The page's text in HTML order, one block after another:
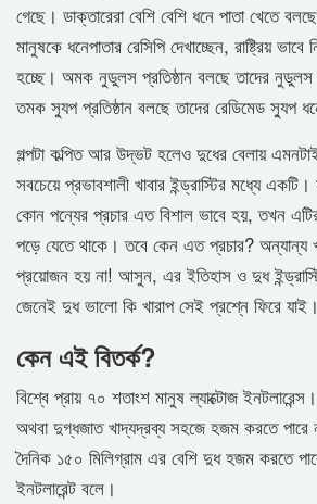
গেছে। ডাক্তারেরা বেশি বেশি ধনে পাতা খেতে
মানুষকে ধনেপাতার রেসিপি দেখাচ্ছেন, রাষ্ট্রিয়
হচ্ছে। অমক নুডুলস প্রতিষ্ঠান বলছে তাদের নুডুলস
তমক স্যুপ প্রতিষ্ঠান বলছে তাদের রেডিমেড স্যুপ
গল্পটা কল্পিত আর উদ্ভট হলেও দুধের বেলায়
সবচেয়ে প্রভাবশালী খাবার ইন্ড্রাস্টির মধ্যে
কোন পন্যের প্রচার এত বিশাল ভাবে হয়, তখন
পড়ে যেতে থাকে। তবে কেন এত প্রচার? অন্যান্য
প্রয়োজন হয় না! আসুন, এর ইতিহাস ও দুধ
জেনেই দুধ ভালো কি খারাপ সেই প্রশ্নে ফিরে যাই।
কেন এই বিতর্ক?
বিশ্বে প্রায় ৭০ শতাংশ মানুষ ল্যাক্টোজ
অথবা দুগ্ধজাত খাদ্যদ্রব্য সহজে হজম করতে পারে
দৈনিক ১৫০ মিলিগ্রাম এর বেশি দুধ হজম করতে
ইনটলারেন্ট বলে।